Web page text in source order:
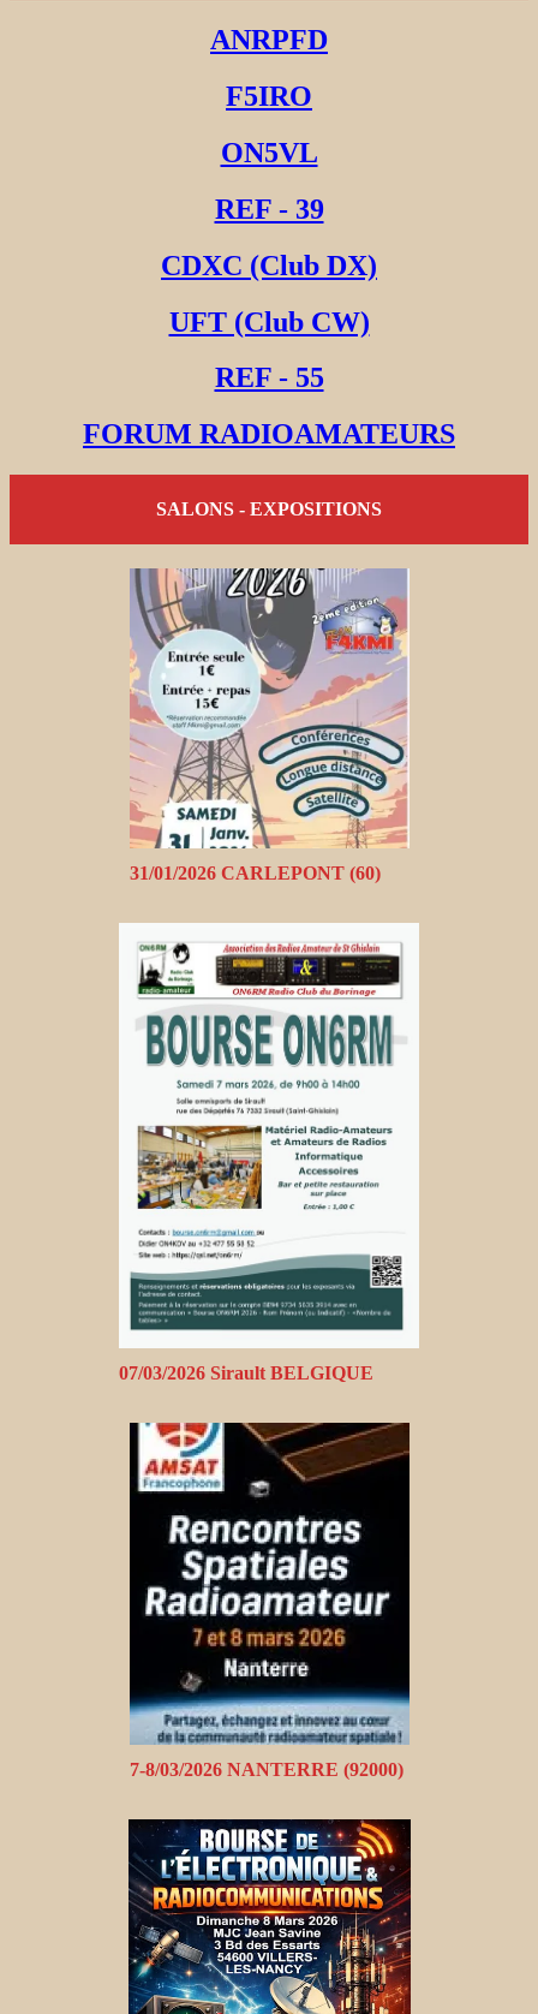
ANRPFD
F5IRO
ON5VL
REF - 39
CDXC (Club DX)
UFT (Club CW)
REF - 55
FORUM RADIOAMATEURS
SALONS - EXPOSITIONS
31/01/2026 CARLEPONT (60)
07/03/2026 Sirault BELGIQUE
7-8/03/2026 NANTERRE (92000)